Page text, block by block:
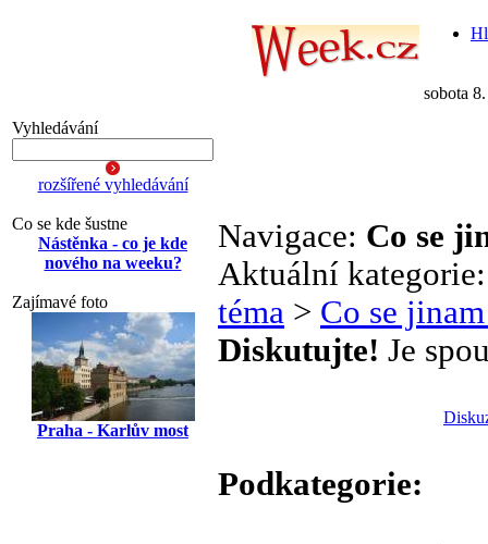
sobota
Vyhledávání
rozšířené vyhledávání
Co se kde šustne
Nástěnka - co je kde
nového na weeku?
Zajímavé foto
Praha - Karlův most
Navigace: Co se
Aktuální
téma > Co se
Diskutujte! Je
Podkategorie: